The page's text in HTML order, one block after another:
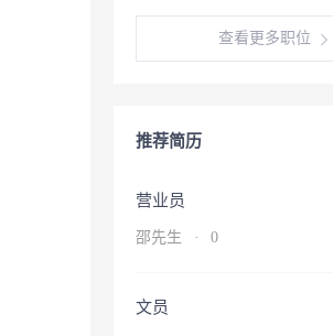
查看更多职位
推荐简历
营业员
邵先生 · 0
文员